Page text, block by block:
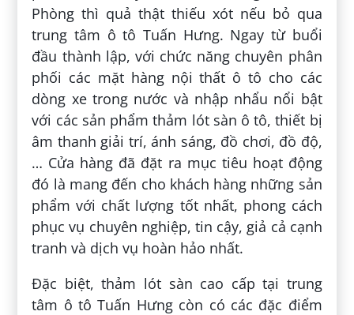
Phòng thì quả thật thiếu xót nếu bỏ qua
trung tâm ô tô Tuấn Hưng. Ngay từ buổi
đầu thành lập, với chức năng chuyên phân
phối các mặt hàng nội thất ô tô cho các
dòng xe trong nước và nhập nhẩu nổi bật
với các sản phẩm thảm lót sàn ô tô, thiết bị
âm thanh giải trí, ánh sáng, đồ chơi, đồ độ,
… Cửa hàng đã đặt ra mục tiêu hoạt động
đó là mang đến cho khách hàng những sản
phẩm với chất lượng tốt nhất, phong cách
phục vụ chuyên nghiệp, tin cậy, giả cả cạnh
tranh và dịch vụ hoàn hảo nhất.
Đặc biệt, thảm lót sàn cao cấp tại trung
tâm ô tô Tuấn Hưng còn có các đặc điểm